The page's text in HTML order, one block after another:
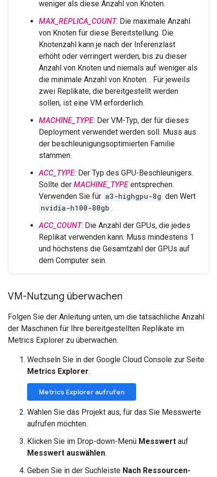
weniger als diese Anzahl von Knoten.
MAX_REPLICA_COUNT: Die maximale Anzahl
von Knoten für diese Bereitstellung. Die
Knotenzahl kann je nach der Inferenzlast
erhöht oder verringert werden, bis zu dieser
Anzahl von Knoten und niemals auf weniger als
die minimale Anzahl von Knoten. . Für jeweils
zwei Replikate, die bereitgestellt werden
sollen, ist eine VM erforderlich.
MACHINE_TYPE: Der VM-Typ, der für dieses
Deployment verwendet werden soll. Muss aus
der beschleunigungsoptimierten Familie
stammen.
ACC_TYPE: Der Typ des GPU-Beschleunigers.
Sollte der MACHINE_TYPEentsprechen.
Verwenden Sie für a3-highgpu-8g den Wert
nvidia-h100-80gb .
ACC_COUNT: Die Anzahl der GPUs, die jedes
Replikat verwenden kann. Muss mindestens 1
und höchstens die Gesamtzahl der GPUs auf
dem Computer sein.
VM-Nutzung überwachen
Folgen Sie der Anleitung unten, um die tatsächliche Anzahl
der Maschinen für Ihre bereitgestellten Replikate im
Metrics Explorer zu überwachen.
Wechseln Sie in der Google Cloud Console zur Seite
Metrics Explorer.
Metrics Explorer aufrufen
Wählen Sie das Projekt aus, für das Sie Messwerte
aufrufen möchten.
Klicken Sie im Drop-down-Menü Messwert auf
Messwert auswählen.
Geben Sie in der Suchleiste Nach Ressourcen-